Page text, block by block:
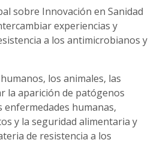
sobre Innovación en Sanidad
experiencias y
a los antimicrobianos y
los animales, las
la aparición de patógenos
humanas,
y la seguridad alimentaria y
de resistencia a los